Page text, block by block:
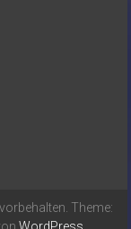
vorbehalten. Theme:
WordPress